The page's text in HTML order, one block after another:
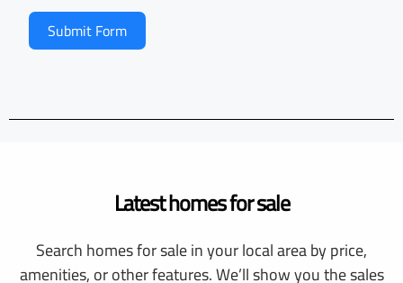
Submit Form
Latest homes for sale
Search homes for sale in your local area by price,
amenities, or other features. We’ll show you the sales